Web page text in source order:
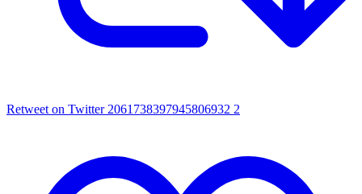
Retweet on Twitter 2061738397945806932 2